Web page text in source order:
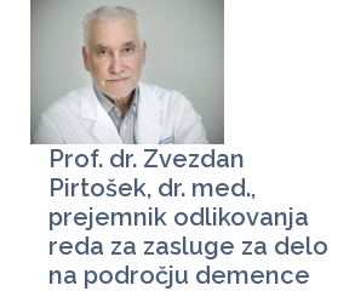
Prof. dr. Zvezdan
Pirtošek, dr. med.,
prejemnik odlikovanja
reda za zasluge za delo
na področju demence